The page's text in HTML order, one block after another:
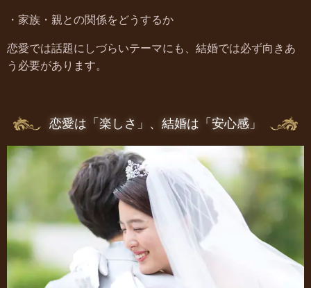
・家族・親との関係をどうするか
恋愛では話題にしづらいテーマにも、結婚では必ず向きあ
う必要があります。
恋愛は「楽しさ」、結婚は「安心感」